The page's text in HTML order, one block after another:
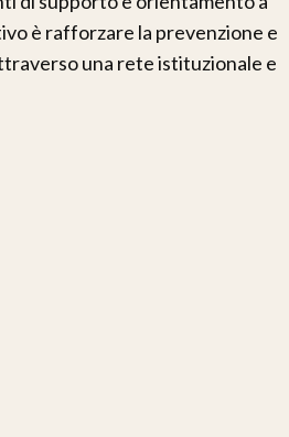
è rafforzare la prevenzione e
una rete istituzionale e